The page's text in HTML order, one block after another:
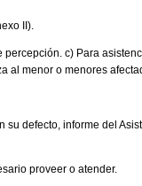
II).
c) Para
al menor o menores
su defecto, informe del
proveer o atender.